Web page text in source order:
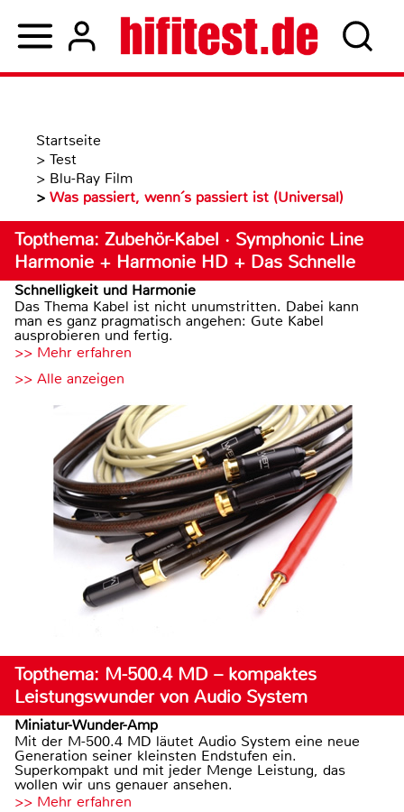
Startseite
> Test
> Blu-Ray Film
> Was passiert, wenn´s passiert ist (Universal)
Topthema: Zubehör-Kabel · Symphonic Line
Harmonie + Harmonie HD + Das Schnelle
Schnelligkeit und Harmonie
Das Thema Kabel ist nicht unumstritten. Dabei kann
man es ganz pragmatisch angehen: Gute Kabel
ausprobieren und fertig.
>> Mehr erfahren
>> Alle anzeigen
Topthema: M-500.4 MD – kompaktes
Leistungswunder von Audio System
Miniatur-Wunder-Amp
Mit der M-500.4 MD läutet Audio System eine neue
Generation seiner kleinsten Endstufen ein.
Superkompakt und mit jeder Menge Leistung, das
wollen wir uns genauer ansehen.
>> Mehr erfahren